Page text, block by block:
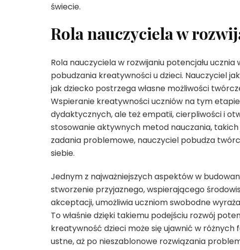
świecie.
Rola nauczyciela w
Rola nauczyciela w rozwijaniu potencjału
pobudzania kreatywności u dzieci. Nauczyciel
jak dziecko postrzega własne możliwości
Wspieranie kreatywności uczniów na tym
dydaktycznych, ale też empatii, cierpliwości i
stosowanie aktywnych metod nauczania,
zadania problemowe, nauczyciel pobudza
siebie.
Jednym z najważniejszych aspektów w
stworzenie przyjaznego, wspierającego
akceptacji, umożliwia uczniom swobodne
To właśnie dzięki takiemu podejściu rozwój
kreatywność dzieci może się ujawnić w
ustne, aż po nieszablonowe rozwiązania